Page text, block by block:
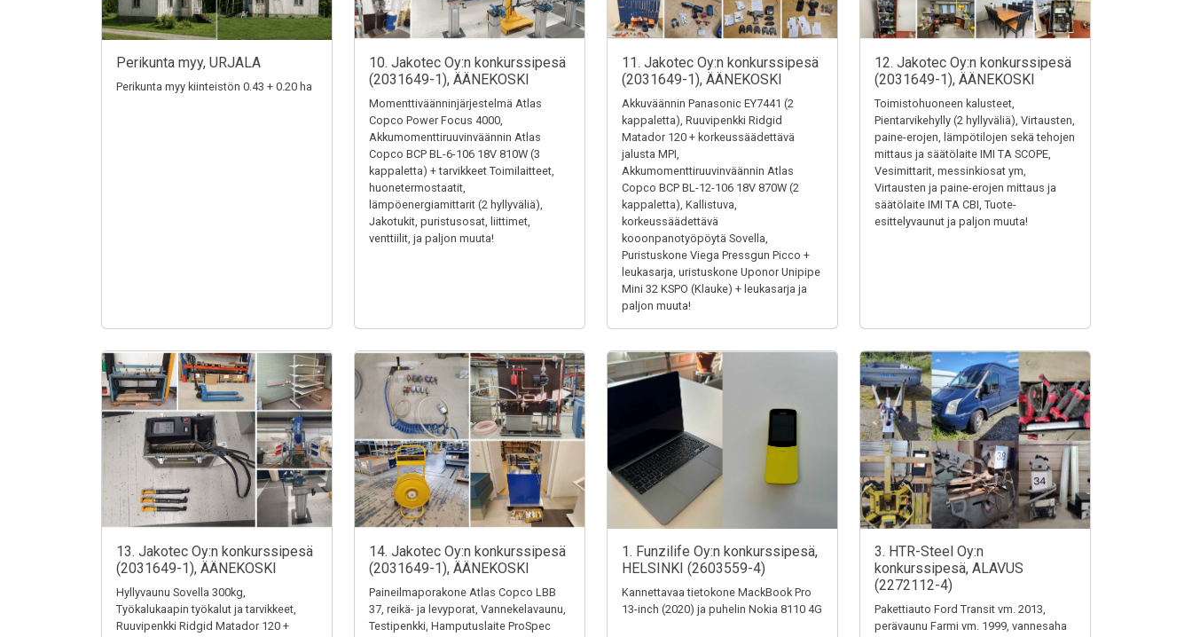
Perikunta myy, URJALA
Perikunta myy kiinteistön 0.43 + 0.20 ha
10. Jakotec Oy:n konkurssipesä
(2031649-1), ÄÄNEKOSKI
Momenttiväänninjärjestelmä Atlas
Copco Power Focus 4000,
Akkumomenttiruuvinväännin Atlas
Copco BCP BL-6-106 18V 810W (3
kappaletta) + tarvikkeet Toimilaitteet,
huonetermostaatit,
lämpöenergiamittarit (2 hyllyväliä),
Jakotukit, puristusosat, liittimet,
venttiilit, ja paljon muuta!
11. Jakotec Oy:n konkurssipesä
(2031649-1), ÄÄNEKOSKI
Akkuväännin Panasonic EY7441 (2
kappaletta), Ruuvipenkki Ridgid
Matador 120 + korkeussäädettävä
jalusta MPI,
Akkumomenttiruuvinväännin Atlas
Copco BCP BL-12-106 18V 870W (2
kappaletta), Kallistuva,
korkeussäädettävä
kooonpanotyöpöytä Sovella,
Puristuskone Viega Pressgun Picco +
leukasarja, uristuskone Uponor Unipipe
Mini 32 KSPO (Klauke) + leukasarja ja
paljon muuta!
12. Jakotec Oy:n konkurssipesä
(2031649-1), ÄÄNEKOSKI
Toimistohuoneen kalusteet,
Pientarvikehylly (2 hyllyväliä), Virtausten,
paine-erojen, lämpötilojen sekä tehojen
mittaus ja säätölaite IMI TA SCOPE,
Vesimittarit, messinkiosat ym,
Virtausten ja paine-erojen mittaus ja
säätölaite IMI TA CBI, Tuote-
esittelyvaunut ja paljon muuta!
13. Jakotec Oy:n konkurssipesä
(2031649-1), ÄÄNEKOSKI
Hyllyvaunu Sovella 300kg,
Työkalukaapin työkalut ja tarvikkeet,
Ruuvipenkki Ridgid Matador 120 +
14. Jakotec Oy:n konkurssipesä
(2031649-1), ÄÄNEKOSKI
Paineilmaporakone Atlas Copco LBB
37, reikä- ja levyporat, Vannekelavaunu,
Testipenkki, Hamputuslaite ProSpec
1. Funzilife Oy:n konkurssipesä,
HELSINKI (2603559-4)
Kannettavaa tietokone MackBook Pro
13-inch (2020) ja puhelin Nokia 8110 4G
3. HTR-Steel Oy:n
konkurssipesä, ALAVUS
(2272112-4)
Pakettiauto Ford Transit vm. 2013,
perävaunu Farmi vm. 1999, vannesaha